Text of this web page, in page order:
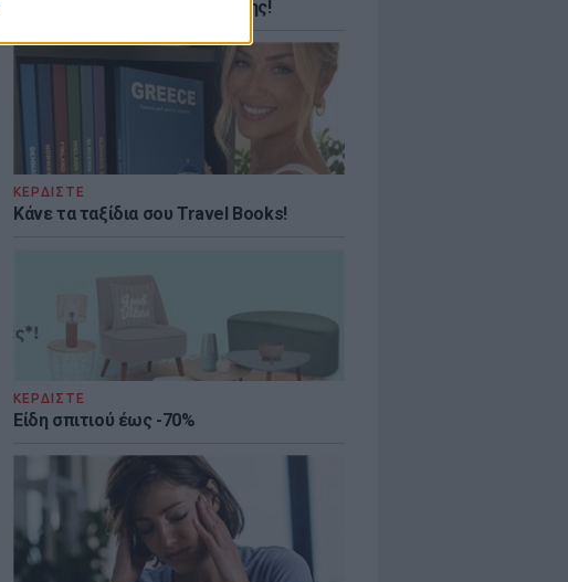
τα μεγαλύτερα eshops ένδυσης!
ΚΕΡΔΙΣΤΕ
Κάνε τα ταξίδια σου Travel Books!
ΚΕΡΔΙΣΤΕ
Είδη σπιτιού έως -70%